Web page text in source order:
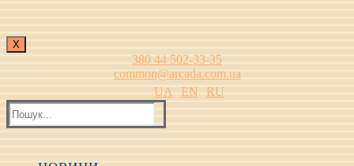
Х
380 44 502-33-35
common@arcada.com.ua
UA
EN
RU
Пошук: